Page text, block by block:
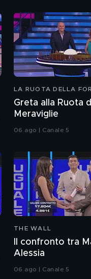
LA RUOTA DELLA
Greta alla Ruota
Meraviglie
06 ago | Canale 5
THE WALL
Il confronto tra
Alessia
06 ago | Canale 5